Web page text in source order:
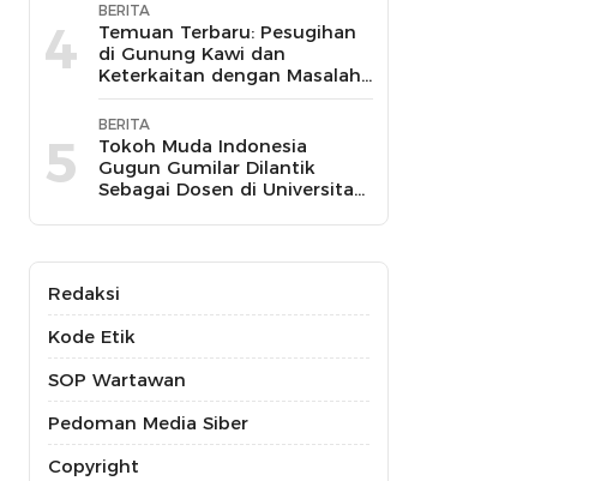
4
BERITA
Temuan Terbaru: Pesugihan
di Gunung Kawi dan
Keterkaitan dengan Masalah
Kesehatan Mental
5
BERITA
Tokoh Muda Indonesia
Gugun Gumilar Dilantik
Sebagai Dosen di Universitas
Berbagai Mata Kuliah
Redaksi
Kode Etik
SOP Wartawan
Pedoman Media Siber
Copyright